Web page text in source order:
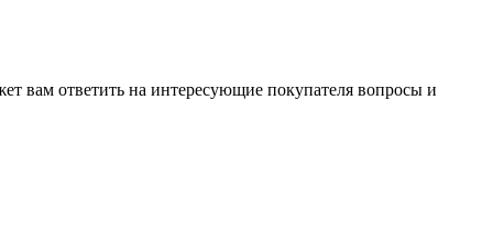
вам ответить на интересующие покупателя вопросы и